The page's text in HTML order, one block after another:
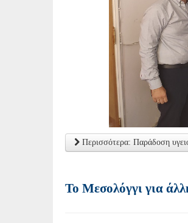
Περισσότερα: Παράδοση
Το Μεσολόγγι για